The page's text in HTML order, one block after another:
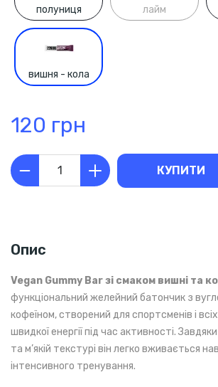
полуниця лайм
вишня - кола
120 грн
КУПИТИ
Опис
Vegan Gummy Bar зі смаком вишні та
функціональний желейний батончик з
кофеїном, створений для спортсменів і
швидкої енергії під час активності.
та м’якій текстурі він легко вживається
інтенсивного тренування.